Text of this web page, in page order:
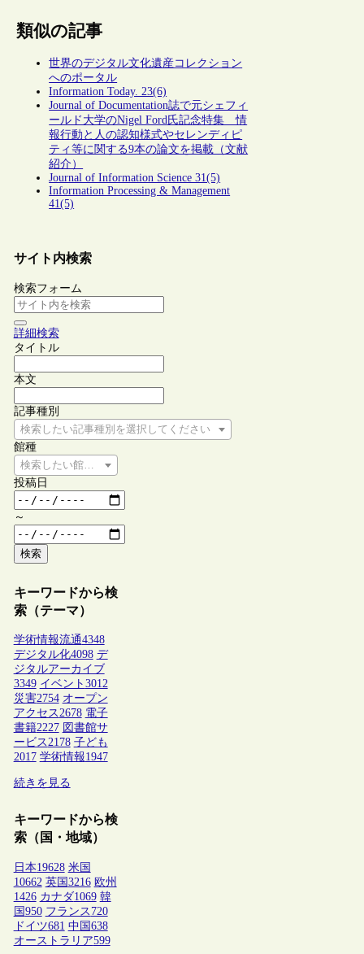
類似の記事
世界のデジタル文化遺産コレクション
へのポータル
Information Today. 23(6)
Journal of Documentation誌で元シェフィ
ールド大学のNigel Ford氏記念特集 情
報行動と人の認知様式やセレンディピ
ティ等に関する9本の論文を掲載（文献
紹介）
Journal of Information Science 31(5)
Information Processing & Management
41(5)
サイト内検索
検索フォーム
詳細検索
タイトル
本文
記事種別
検索したい記事種別を選択してください
館種
検索したい館種を選択してください
投稿日
～
検索
キーワードから検
索（テーマ）
学術情報流通4348
デジタル化4098 デ
ジタルアーカイブ
3349 イベント 3012
災害2754 オープン
アクセス2678 電子
書籍2227 図書館サ
ービス2178 子ども
2017 学術情報1947
続きを見る
キーワードから検
索（国・地域）
日本19628 米国
10662 英国 3216 欧州
1426 カナダ1069 韓
国 950 フランス 720
ドイツ681 中国 638
オーストラリア599